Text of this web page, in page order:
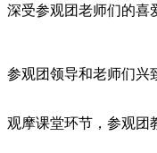
深受参观团老师们的喜
参观团领导和老师们兴
观摩课堂环节，参观团